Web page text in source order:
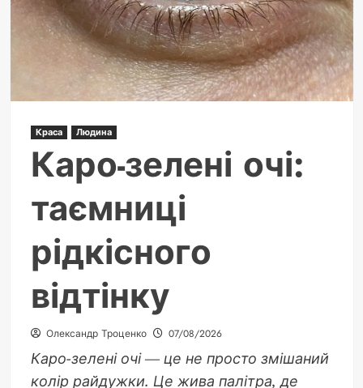
Краса Людина
Каро-зелені очі:
таємниці
рідкісного
відтінку
Олександр Троценко 07/08/2026
Каро-зелені очі — це не просто змішаний
колір райдужки. Це жива палітра, де